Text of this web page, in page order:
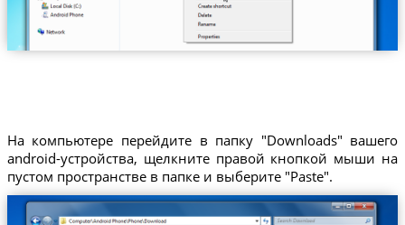
На компьютере перейдите в папку "Downloads" вашего
android-устройства, щелкните правой кнопкой мыши на
пустом пространстве в папке и выберите "Paste".